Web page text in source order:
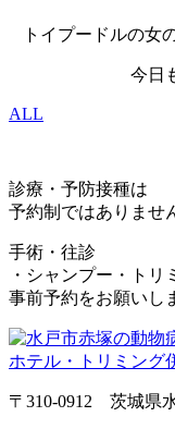
トイプードルの女
今日
ALL
診療・予防接種は
予約制ではありませ
手術・往診
・シャンプー・トリ
事前予約をお願いし
〒310-0912 茨城県